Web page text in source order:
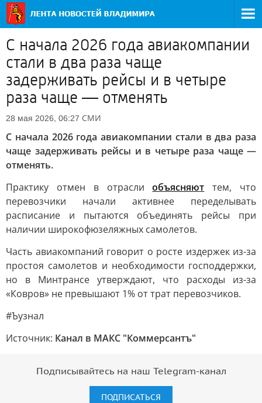
С начала 2026 года авиакомпании
стали в два раза чаще
задерживать рейсы и в четыре
раза чаще — отменять
28 мая 2026, 06:27 СМИ
С начала 2026 года авиакомпании стали в два раза
чаще задерживать рейсы и в четыре раза чаще —
отменять.
Практику отмен в отраслиобъясняют тем, что
перевозчики начали активнее переделывать
расписание и пытаются объединять рейсы при
наличии широкофюзеляжных самолетов.
Часть авиакомпаний говорит о росте издержек из-за
простоя самолетов и необходимости господдержки,
но в Минтрансе утверждают, что расходы из-за
«Ковров» не превышают 1% от трат перевозчиков.
#Ъузнал
Источник: Канал в МАКС "Коммерсантъ"
Подписывайтесь на наш Telegram-канал
ПОДПИСАТЬСЯ